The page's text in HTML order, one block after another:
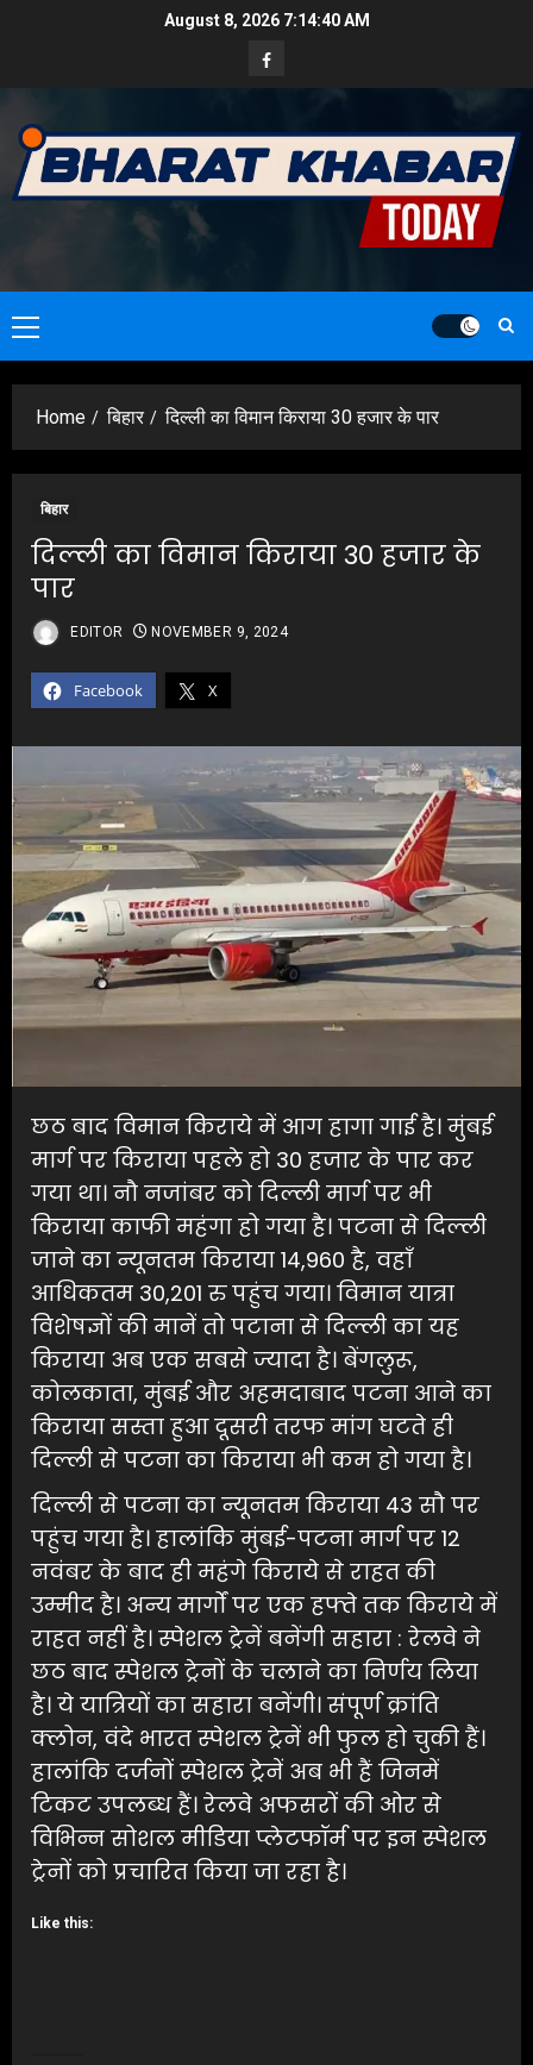
August 8, 2026 7:14:41 AM
Facebook
Primary
Menu
Home बिहार दिल्ली का विमान किराया 30 हजार के पार
बिहार
दिल्ली का विमान किराया 30 हजार के
पार
Facebook X
EDITOR NOVEMBER 9, 2024
छठ बाद विमान किराये में आग हागा गाई है। मुंबई
मार्ग पर किराया पहले हो 30 हजार के पार कर
गया था। नौ नजांबर को दिल्ली मार्ग पर भी
किराया काफी महंगा हो गया है। पटना से दिल्ली
जाने का न्यूनतम किराया 14,960 है, वहाँ
आधिकतम 30,201 रु पहुंच गया। विमान यात्रा
विशेषज्ञों की मानें तो पटाना से दिल्ली का यह
किराया अब एक सबसे ज्यादा है। बेंगलुरू,
कोलकाता, मुंबई और अहमदाबाद पटना आने का
किराया सस्ता हुआ दूसरी तरफ मांग घटते ही
दिल्ली से पटना का किराया भी कम हो गया है।
दिल्ली से पटना का न्यूनतम किराया 43 सौ पर
पहुंच गया है। हालांकि मुंबई-पटना मार्ग पर 12
नवंबर के बाद ही महंगे किराये से राहत की
उम्मीद है। अन्य मार्गों पर एक हफ्ते तक किराये में
राहत नहीं है। स्पेशल ट्रेनें बनेंगी सहारा : रेलवे ने
छठ बाद स्पेशल ट्रेनों के चलाने का निर्णय लिया
है। ये यात्रियों का सहारा बनेंगी। संपूर्ण क्रांति
क्लोन, वंदे भारत स्पेशल ट्रेनें भी फुल हो चुकी हैं।
हालांकि दर्जनों स्पेशल ट्रेनें अब भी हैं जिनमें
टिकट उपलब्ध हैं। रेलवे अफसरों की ओर से
विभिन्न सोशल मीडिया प्लेटफॉर्म पर इन स्पेशल
ट्रेनों को प्रचारित किया जा रहा है।
Like this: